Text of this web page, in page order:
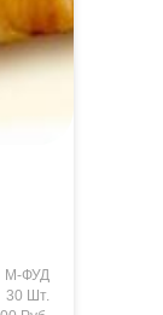
М-ФУД
30 Шт.